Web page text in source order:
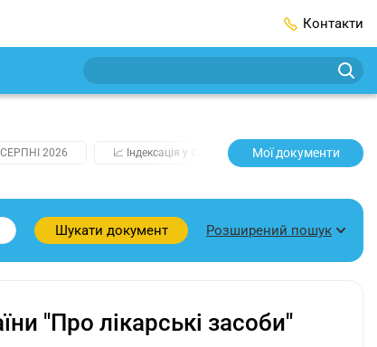
Контакти
2026 📈 Індексація у СЕРПНІ 2️⃣0️⃣2️⃣7️⃣ Усі
Мої документи
Шукати документ Розширений пошук
"Про лікарські засоби"